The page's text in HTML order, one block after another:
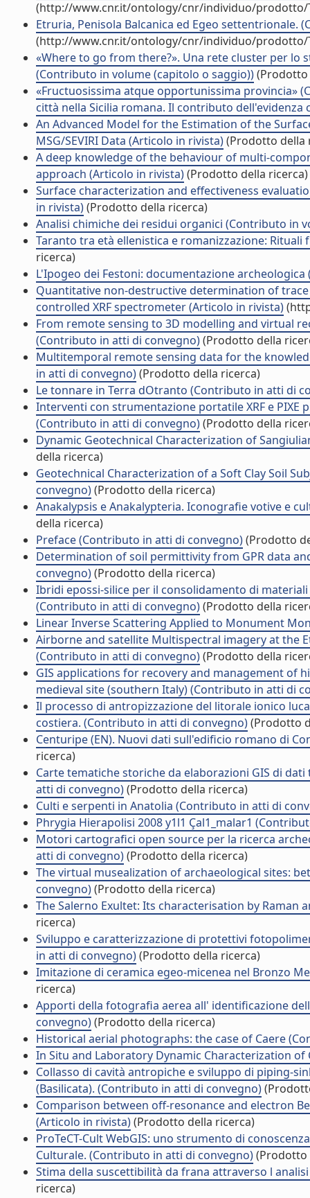
(http://www.cnr.it/ontology/cnr/individuo/prodotto/
Etruria, Penisola Balcanica ed Egeo settentrionale.
(http://www.cnr.it/ontology/cnr/individuo/prodotto/
«Where to go from there?». Una rete cluster per lo
(Contributo in volume (capitolo o saggio))(Prodotto
«Fructuosissima atque opportunissima provincia»
città nella Sicilia romana. Il contributo
An Advanced Model for the Estimation of the
MSG/SEVIRI Data (Articolo in rivista)(Prodotto della
A deep knowledge of the behaviour of multi-
approach (Articolo in rivista)(Prodotto della ricerca)
Surface characterization and effectiveness
in rivista)(Prodotto della ricerca)
Analisi chimiche dei residui organici (Contributo in
Taranto tra età ellenistica e romanizzazione:
ricerca)
L'Ipogeo dei Festoni: documentazione
Quantitative non-destructive determination of
controlled XRF spectrometer (Articolo in rivista)
From remote sensing to 3D modelling and virtual
(Contributo in atti di convegno)(Prodotto della
Multitemporal remote sensing data for the
in atti di convegno)(Prodotto della ricerca)
Le tonnare in Terra dOtranto (Contributo in atti di
Interventi con strumentazione portatile XRF e PIXE
(Contributo in atti di convegno)(Prodotto della
Dynamic Geotechnical Characterization of
della ricerca)
Geotechnical Characterization of a Soft Clay Soil
convegno)(Prodotto della ricerca)
Anakalypsis e Anakalypteria. Iconografie votive e
della ricerca)
Preface (Contributo in atti di convegno)(Prodotto
Determination of soil permittivity from GPR data
convegno)(Prodotto della ricerca)
Ibridi epossi-silice per il consolidamento di
(Contributo in atti di convegno)(Prodotto della
Linear Inverse Scattering Applied to Monument
Airborne and satellite Multispectral imagery at the
(Contributo in atti di convegno)(Prodotto della
GIS applications for recovery and management of
medieval site (southern Italy) (Contributo in atti di
Il processo di antropizzazione del litorale ionico
costiera. (Contributo in atti di convegno)(Prodotto
Centuripe (EN). Nuovi dati sull'edificio romano di
ricerca)
Carte tematiche storiche da elaborazioni GIS di
atti di convegno)(Prodotto della ricerca)
Culti e serpenti in Anatolia (Contributo in atti di
Phrygia Hierapolisi 2008 y1l1 Çal1_malar1
Motori cartografici open source per la ricerca
atti di convegno)(Prodotto della ricerca)
The virtual musealization of archaeological sites:
convegno)(Prodotto della ricerca)
The Salerno Exultet: Its characterisation by Raman
ricerca)
Sviluppo e caratterizzazione di protettivi
in atti di convegno)(Prodotto della ricerca)
Imitazione di ceramica egeo-micenea nel Bronzo
ricerca)
Apporti della fotografia aerea all' identificazione
convegno)(Prodotto della ricerca)
Historical aerial photographs: the case of Caere
In Situ and Laboratory Dynamic Characterization
Collasso di cavità antropiche e sviluppo di piping-
(Basilicata). (Contributo in atti di convegno)
Comparison between off-resonance and electron
(Articolo in rivista)(Prodotto della ricerca)
ProTeCT-Cult WebGIS: uno strumento di
Culturale. (Contributo in atti di convegno)(Prodotto
Stima della suscettibilità da frana attraverso l
ricerca)